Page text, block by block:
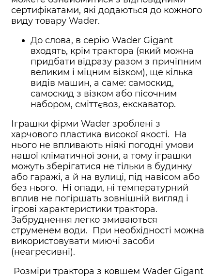
сертифікатами, які додаються до кожного
виду товару Wader.
До слова, в серію Wader Gigant
входять, крім трактора (який можна
придбати відразу разом з причіпним
великим і міцним візком), ще кілька
видів машин, а саме: самоскид,
самоскид з візком або пісочним
набором, сміттєвоз, екскаватор.
Іграшки фірми Wader зроблені з
харчового пластика високої якості. На
нього не впливають ніякі погодні умови
нашої кліматичної зони, а тому іграшки
можуть зберігатися не тільки в будинку
або гаражі, а й на вулиці, під навісом або
без нього. Ні опади, ні температурний
вплив не погіршать зовнішній вигляд і
ігрові характеристики трактора.
Забруднення легко змиваються
струменем води. При необхідності можна
використовувати миючі засоби
(неагресивні).
Розміри трактора з ковшем Wader Gigant